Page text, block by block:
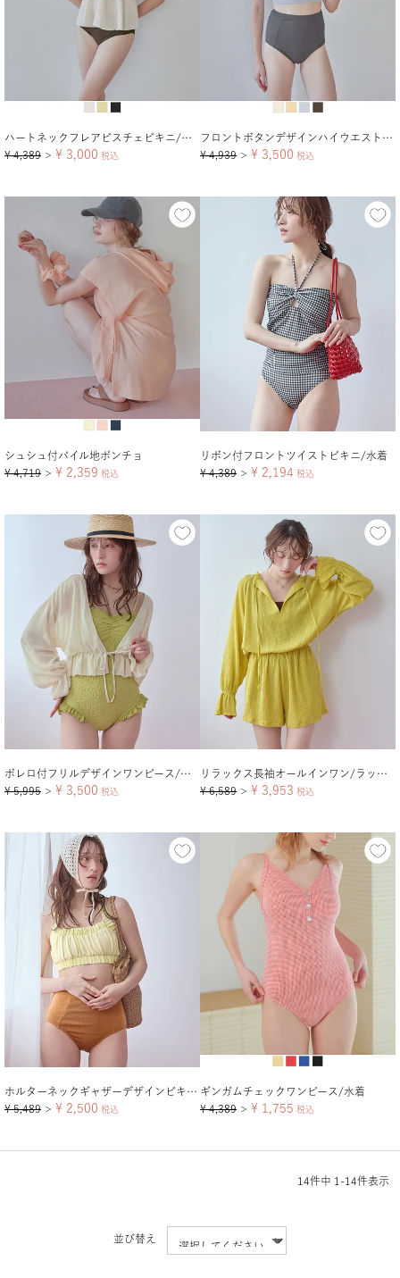
ハートネックフレアビスチェビキニ/水着
¥ 4,389 ＞ ¥ 3,000 税込
フロントボタンデザインハイウエストビキニ/水着【メール便可／100】
¥ 4,939 ＞ ¥ 3,500 税込
シュシュ付パイル地ポンチョ
¥ 4,719 ＞ ¥ 2,359 税込
リボン付フロントツイストビキニ/水着
¥ 4,389 ＞ ¥ 2,194 税込
ボレロ付フリルデザインワンピース/セット水着
¥ 5,995 ＞ ¥ 3,500 税込
リラックス長袖オールインワン/ラッシュガード
¥ 6,589 ＞ ¥ 3,953 税込
ホルターネックギャザーデザインビキニ/水着
¥ 5,489 ＞ ¥ 2,500 税込
ギンガムチェックワンピース/水着
¥ 4,389 ＞ ¥ 1,755 税込
14件中 1 -14件表示
並び替え